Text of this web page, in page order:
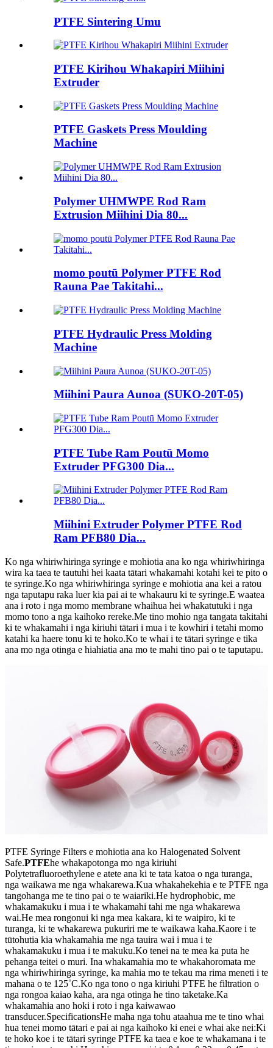
PTFE Sintering Umu
PTFE Kirihou Whakapiri Miihini
Extruder
PTFE Gaskets Press Moulding
Machine
Polymer UHMWPE Rod Ram
Extrusion Miihini Dia 80...
momo poutū Polymer PTFE Rod
Rauna Pae Takitahi...
PTFE Hydraulic Press Molding
Machine
Miihini Paura Aunoa (SUKO-20T-05)
PTFE Tube Ram Poutū Momo
Extruder PFG300 Dia...
Miihini Extruder Polymer PTFE Rod
Ram PFB80 Dia...
Ko nga whiriwhiringa syringe e mohiotia ana ko nga whiriwhiringa
wira ka taea te tautuhi hei kaata tātari whakamahi kotahi kei te pito o
te syringe.Ko nga whiriwhiringa syringe e mohiotia ana kei a ratou
nga taputapu raka luer kia pai ai te whakauru ki te syringe.E waatea
ana i roto i nga momo membrane whaihua hei whakatutuki i nga
momo tono a nga kaihoko rereke.Me tino mohio nga tangata takitahi
ki te whakamahi i nga kiriuhi tātari i mua i te kowhiri i tetahi momo
katahi ka haere tonu ki te hoko.Ko te whai i te tātari syringe e tika
ana mo nga otinga e hiahiatia ana mo te mahi tino pai o te taputapu.
PTFE Syringe Filters e mohiotia ana ko Halogenated Solvent
Safe.PTFEhe whakapotonga mo nga kiriuhi
Polytetrafluoroethylene e atete ana ki te tata katoa o nga turanga,
nga waikawa me nga whakarewa.Kua whakahekehia e te PTFE nga
tangohanga me te tino pai o te waiariki.He hydrophobic, me
whakamakuku i mua i te whakamahi tahi me nga whakarewa
wai.He mea rongonui ki nga mea kakara, ki te waipiro, ki te
turanga, ki te whakarewa pukuriri me te waikawa kaha.Kaore i te
tūtohutia kia whakamahia me nga tauira wai i mua i te
whakamakuku i mua i te makuku.Ko tenei na te mea ka puta he
pehanga teitei o muri. Ina whakamahia mo te whakahoromata me
nga whiriwhiringa syringe, ka mahia mo te tekau ma rima meneti i te
mahana o te 125˚C.Ko nga tono o nga kiriuhi PTFE he filtration o
nga rongoa kaiao kaha, ara nga otinga he tino taketake.Ka
whakamahia ano hoki i roto i nga kaiwawao
transducer.SpecificationsHe maha nga tohu ataahua me te tino whai
hua tenei momo tātari e pai ai nga kaihoko ki enei e whai ake nei:Ki
te hoko koe i te tātari syringe PTFE ka taea e koe te whakamana i te